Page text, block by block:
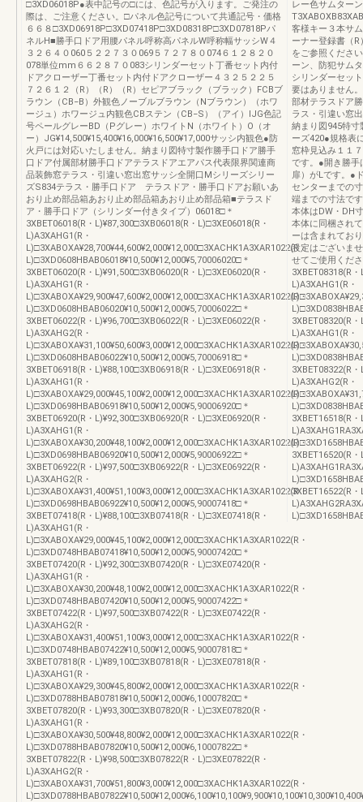
□3XD06018P●表中記号の□には、色記号が入ります。ご発注の
際は、ご注意ください。□パネル色記号について共通記号・価格
６６８□3XD06918P□3XD07418P□3XD08318P□3XD07818Pパ
ネルH■勝手口ドア用腰パネル呼称高パネルW呼称幅サッシW４
３２６４０060５２２７３０069５７２７８０074６１２８２０
078単位mm６６２８７０083シリンダーセット丁番セット内付
ドアクローザー丁番セット内付ドアクローザー４３２５２２５
７２６１２（R）（R）（R）セピアブラック（ブラック）FCBブ
ラウン（CB−B）外観色ノーブルブラウン（Nブラウン）（ホワ
ージュ）ホワージュ内観色CBステン（CB−S）（アイ）IJG色記
号ペールグレーBD（Pグレー）ホワイトN（ホワイト）O（オ
ー）JG¥14,500¥15,400¥16,000¥16,500¥17,000サッシ内観色●防
火戸には対応いたしません。納まり図特寸製作勝手口ドア勝手
口ドア付属部材勝手口ドアテラスドアエアパス代表限界関連商
品装飾窓テラス・引違い窓出窓サッシ全開口Mシリーズシリー
ズS834テラス・勝手口ドア テラスドア・勝手口ドアお願いあ
おり止め部品箱あおり止め部品箱あおり止め部品箱■テラスド
ア・勝手口ドア（シリンダー付きタイプ）06018□＊
3XBET06018(R・L)¥87,300□3XB06018(R・L)□3XE06018(R・
L)A3XAHG1(R・
L)□3XABOXA¥28,700¥44,600¥2,000¥12,000□3XACHK1A3XAR1022(R・
L)□3XD0608HBAB06018¥10,500¥12,000¥5,70006020□＊
3XBET06020(R・L)¥91,500□3XB06020(R・L)□3XE06020(R・
L)A3XAHG1(R・
L)□3XABOXA¥29,900¥47,600¥2,000¥12,000□3XACHK1A3XAR1022(R・
L)□3XD0608HBAB06020¥10,500¥12,000¥5,70006022□＊
3XBET06022(R・L)¥96,700□3XB06022(R・L)□3XE06022(R・
L)A3XAHG2(R・
L)□3XABOXA¥31,100¥50,600¥3,000¥12,000□3XACHK1A3XAR1022(R・
L)□3XD0608HBAB06022¥10,500¥12,000¥5,70006918□＊
3XBET06918(R・L)¥88,100□3XB06918(R・L)□3XE06918(R・
L)A3XAHG1(R・
L)□3XABOXA¥29,000¥45,100¥2,000¥12,000□3XACHK1A3XAR1022(R・
L)□3XD0698HBAB06918¥10,500¥12,000¥5,90006920□＊
3XBET06920(R・L)¥92,300□3XB06920(R・L)□3XE06920(R・
L)A3XAHG1(R・
L)□3XABOXA¥30,200¥48,100¥2,000¥12,000□3XACHK1A3XAR1022(R・
L)□3XD0698HBAB06920¥10,500¥12,000¥5,90006922□＊
3XBET06922(R・L)¥97,500□3XB06922(R・L)□3XE06922(R・
L)A3XAHG2(R・
L)□3XABOXA¥31,400¥51,100¥3,000¥12,000□3XACHK1A3XAR1022(R・
L)□3XD0698HBAB06922¥10,500¥12,000¥5,90007418□＊
3XBET07418(R・L)¥88,100□3XB07418(R・L)□3XE07418(R・
L)A3XAHG1(R・
L)□3XABOXA¥29,000¥45,100¥2,000¥12,000□3XACHK1A3XAR1022(R・
L)□3XD0748HBAB07418¥10,500¥12,000¥5,90007420□＊
3XBET07420(R・L)¥92,300□3XB07420(R・L)□3XE07420(R・
L)A3XAHG1(R・
L)□3XABOXA¥30,200¥48,100¥2,000¥12,000□3XACHK1A3XAR1022(R・
L)□3XD0748HBAB07420¥10,500¥12,000¥5,90007422□＊
3XBET07422(R・L)¥97,500□3XB07422(R・L)□3XE07422(R・
L)A3XAHG2(R・
L)□3XABOXA¥31,400¥51,100¥3,000¥12,000□3XACHK1A3XAR1022(R・
L)□3XD0748HBAB07422¥10,500¥12,000¥5,90007818□＊
3XBET07818(R・L)¥89,100□3XB07818(R・L)□3XE07818(R・
L)A3XAHG1(R・
L)□3XABOXA¥29,300¥45,800¥2,000¥12,000□3XACHK1A3XAR1022(R・
L)□3XD0788HBAB07818¥10,500¥12,000¥6,10007820□＊
3XBET07820(R・L)¥93,300□3XB07820(R・L)□3XE07820(R・
L)A3XAHG1(R・
L)□3XABOXA¥30,500¥48,800¥2,000¥12,000□3XACHK1A3XAR1022(R・
L)□3XD0788HBAB07820¥10,500¥12,000¥6,10007822□＊
3XBET07822(R・L)¥98,500□3XB07822(R・L)□3XE07822(R・
L)A3XAHG2(R・
L)□3XABOXA¥31,700¥51,800¥3,000¥12,000□3XACHK1A3XAR1022(R・
レー色サムター
客様キー３本サ
ーナー登録書（
をご参照くださ
ーン、防犯サム
シリンダーセッ
要はありません
部材テラスドア
ラス・引違い窓
納まり図945特寸
ーズ420●規格表
窓枠見込み１１
です。●開き勝手
扉）がLです。●
センターまでの
端までの寸法で
本体はDW・DH
本体に同梱され
ーは含まれてお
設定はございま
せてご使用くだ
3XBET08318(R
L)A3XAHG1(R・
3XBET08320(R
L)A3XAHG1(R・
3XBET08322(R
L)A3XAHG2(R・
3XBET16518(R
3XBET16520(R
3XBET16522(R